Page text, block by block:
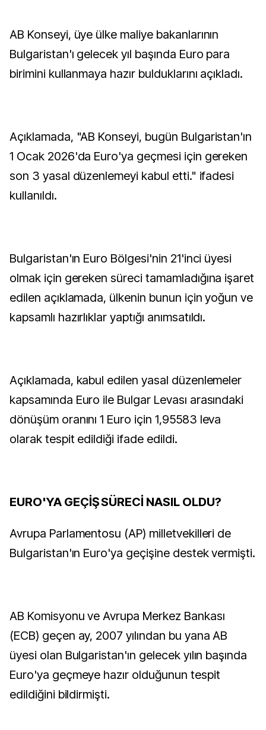
AB Konseyi, üye ülke maliye bakanlarının
Bulgaristan'ı gelecek yıl başında Euro para
birimini kullanmaya hazır bulduklarını açıkladı.
Açıklamada, "AB Konseyi, bugün Bulgaristan'ın
1 Ocak 2026'da Euro'ya geçmesi için gereken
son 3 yasal düzenlemeyi kabul etti." ifadesi
kullanıldı.
Bulgaristan'ın Euro Bölgesi'nin 21'inci üyesi
olmak için gereken süreci tamamladığına işaret
edilen açıklamada, ülkenin bunun için yoğun ve
kapsamlı hazırlıklar yaptığı anımsatıldı.
Açıklamada, kabul edilen yasal düzenlemeler
kapsamında Euro ile Bulgar Levası arasındaki
dönüşüm oranını 1 Euro için 1,95583 leva
olarak tespit edildiği ifade edildi.
EURO'YA GEÇİŞ SÜRECİ NASIL OLDU?
Avrupa Parlamentosu (AP) milletvekilleri de
Bulgaristan'ın Euro'ya geçişine destek vermişti.
AB Komisyonu ve Avrupa Merkez Bankası
(ECB) geçen ay, 2007 yılından bu yana AB
üyesi olan Bulgaristan'ın gelecek yılın başında
Euro'ya geçmeye hazır olduğunun tespit
edildiğini bildirmişti.